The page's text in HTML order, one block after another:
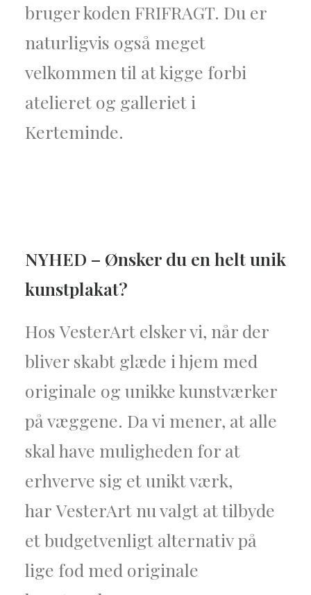
bruger koden FRIFRAGT. Du er
naturligvis også meget
velkommen til at kigge forbi
atelieret og galleriet i
Kerteminde.
NYHED – Ønsker du en helt unik
kunstplakat?
Hos VesterArt elsker vi, når der
bliver skabt glæde i hjem med
originale og unikke kunstværker
på væggene. Da vi mener, at alle
skal have muligheden for at
erhverve sig et unikt værk,
har VesterArt nu valgt at tilbyde
et budgetvenligt alternativ på
lige fod med originale